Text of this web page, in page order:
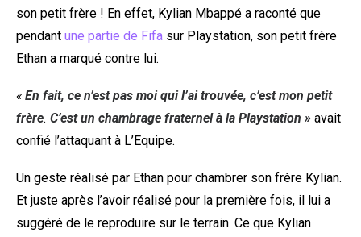
son petit frère ! En effet, Kylian Mbappé a raconté que
pendant une partie de Fifa sur Playstation, son petit frère
Ethan a marqué contre lui.
« En fait, ce n’est pas moi qui l’ai trouvée, c’est mon petit
frère. C’est un chambrage fraternel à la Playstation » avait
confié l’attaquant à L’Equipe.
Un geste réalisé par Ethan pour chambrer son frère Kylian.
Et juste après l’avoir réalisé pour la première fois, il lui a
suggéré de le reproduire sur le terrain. Ce que Kylian